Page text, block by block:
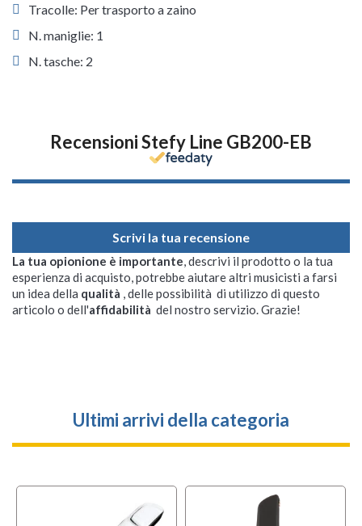
Tracolle: Per trasporto a zaino
N. maniglie: 1
N. tasche: 2
Recensioni Stefy Line GB200-EB
Scrivi la tua recensione
La tua opionione è importante, descrivi il prodotto o la tua
esperienza di acquisto, potrebbe aiutare altri musicisti a farsi
un idea della qualità , delle possibilità di utilizzo di questo
articolo o dell'affidabilità del nostro servizio. Grazie!
Ultimi arrivi della categoria